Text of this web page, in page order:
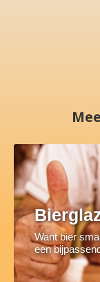
Want bier
een